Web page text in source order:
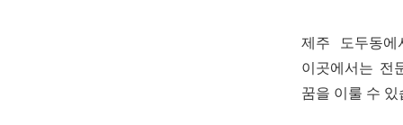
제주 도두동
이곳에서는 전
꿈을 이룰 수 있